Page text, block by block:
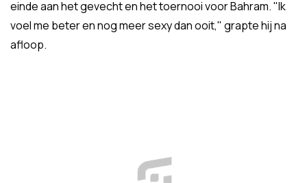
einde aan het gevecht en het toernooi voor Bahram. "Ik
voel me beter en nog meer sexy dan ooit," grapte hij na
afloop.